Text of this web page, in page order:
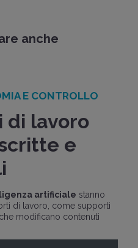
anche
E CONTROLLO
di lavoro
e
artificiale stanno
di lavoro, come supporti
modificano contenuti